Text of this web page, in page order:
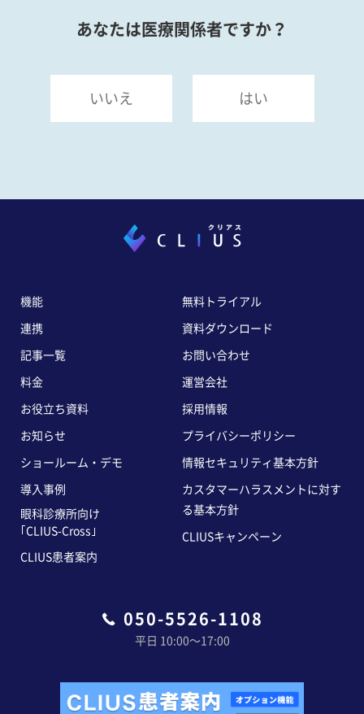
あなたは医療関係者ですか？
いいえ はい
050-5526-1108
平日 10:00〜17:00
機能
連携
記事一覧
料金
お役立ち資料
お知らせ
ショールーム・デモ
導入事例
眼科診療所向け
｢CLIUS-Cross｣
CLIUS患者案内
無料トライアル
資料ダウンロード
お問い合わせ
運営会社
採用情報
プライバシーポリシー
情報セキュリティ基本方針
カスタマーハラスメントに対す
る基本方針
CLIUSキャンペーン